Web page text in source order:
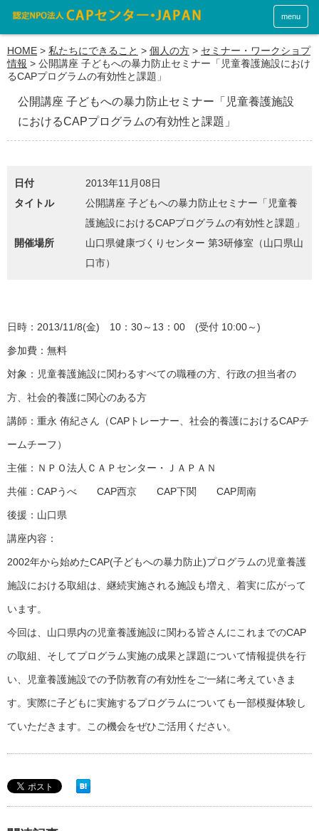
menu
HOME > 私たちにできること > 個人の方 > セミナー・ワークショプ
情報 > 公開講座 子どもへの暴力防止セミナー「児童養護施設におけ
るCAPプログラムの有効性と課題」
公開講座 子どもへの暴力防止セミナー「児童養護施設
におけるCAPプログラムの有効性と課題」
日付
2013年11月08日
タイトル
公開講座 子どもへの暴力防止セミナー「児童養
護施設におけるCAPプログラムの有効性と課題」
開催場所
山口県健康づくりセンター 第3研修室（山口県山
口市）
日時：2013/11/8(金) 10：30～13：00 (受付 10:00～)
参加費：無料
対象：児童養護施設に関わるすべての職種の方、行政の担当者の
方、社会的養護に関心のある方
講師：重永 侑紀さん（CAPトレーナー、社会的養護におけるCAPチ
ームチーフ）
主催：ＮＰＯ法人ＣＡＰセンター・ＪＡＰＡＮ
共催：CAPうべ CAP西京 CAP下関 CAP周南
後援：山口県
講座内容：
2002年から始めたCAP(子どもへの暴力防止)プログラムの児童養護
施設における取組は、継続実施される施設も増え、着実に広がって
います。
今回は、山口県内の児童養護施設に関わる皆さんにこれまでのCAP
の取組、そしてプログラム実施の成果と課題について情報提供を行
い、児童養護施設での予防教育の有効性をご一緒に考えていきま
す。実際に子どもに実施するプログラムについても一部模擬体験し
ていただきます。この機会をぜひご活用ください。